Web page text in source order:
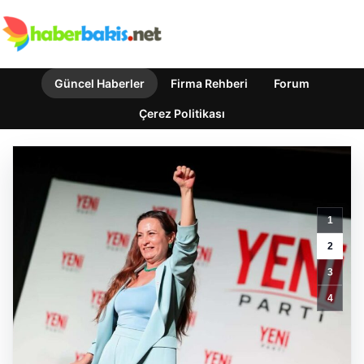
Güncel Haberler Firma Rehberi Forum
Çerez Politikası
1
2
3
4
Kastamonu’da
Tarlada
İnsansız
Hava